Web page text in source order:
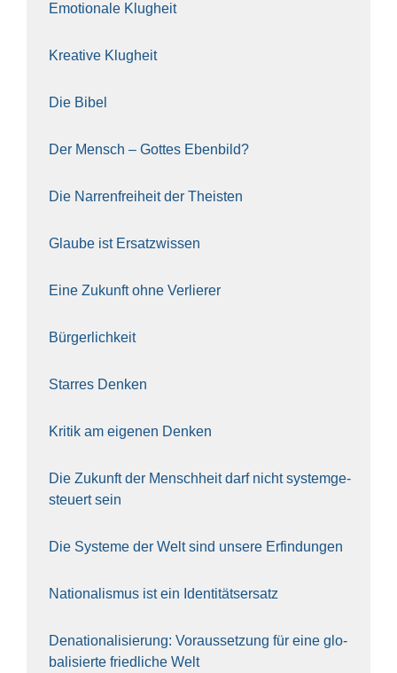
Emo­tio­na­le Klug­heit
Krea­ti­ve Klug­heit
Die Bibel
Der Mensch – Got­tes Eben­bild?
Die Nar­ren­frei­heit der The­is­ten
Glau­be ist Ersatz­wis­sen
Eine Zukunft ohne Ver­lie­rer
Bür­ger­lich­keit
Star­res Den­ken
Kri­tik am eige­nen Den­ken
Die Zukunft der Mensch­heit darf nicht sys­tem­ge­
steu­ert sein
Die Sys­te­me der Welt sind unse­re Erfin­dun­gen
Natio­na­lis­mus ist ein Iden­ti­täts­er­satz
Dena­tio­na­li­sie­rung: Vor­aus­set­zung für eine glo­
ba­li­sier­te fried­li­che Welt